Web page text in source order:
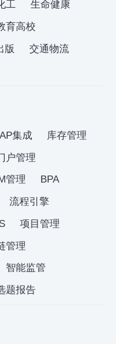
工
生命健康
育高校
版
交通物流
集成
库存管理
户管理
管理
BPA
流程引擎
项目管理
管理
智能监管
题报告